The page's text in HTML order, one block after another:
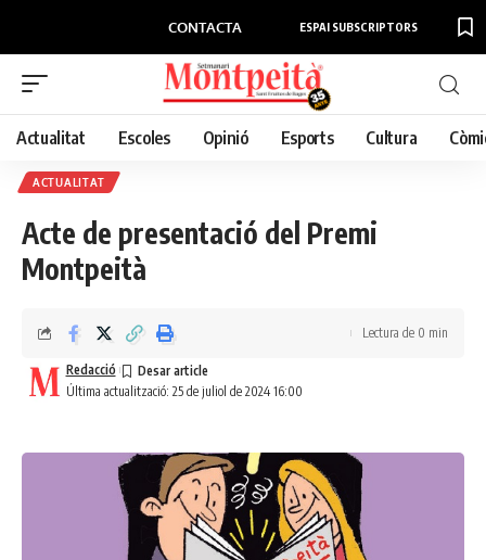
CONTACTA ESPAI SUBSCRIPTORS
Actualitat Escoles Opinió Esports Cultura
ACTUALITAT
Acte de presentació del Premi
Montpeità
Última actualització: 25 de juliol de 2024 16:00
Redacció
Lectura de 0 min